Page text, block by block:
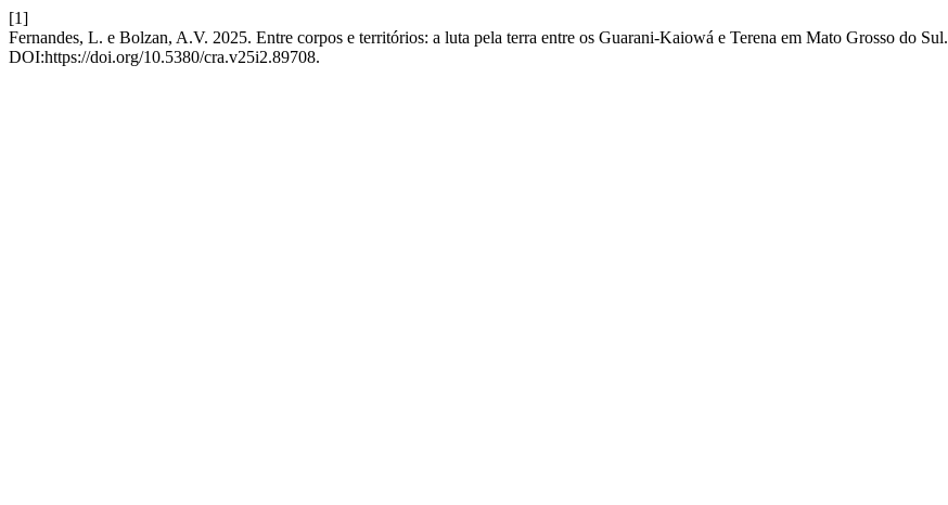
[1]
Fernandes, L. e Bolzan, A.V. 2025. Entre corpos e territórios: a luta pela terra entre os Guarani-Kaiowá e Terena em Mato Grosso do Sul.
DOI:https://doi.org/10.5380/cra.v25i2.89708.